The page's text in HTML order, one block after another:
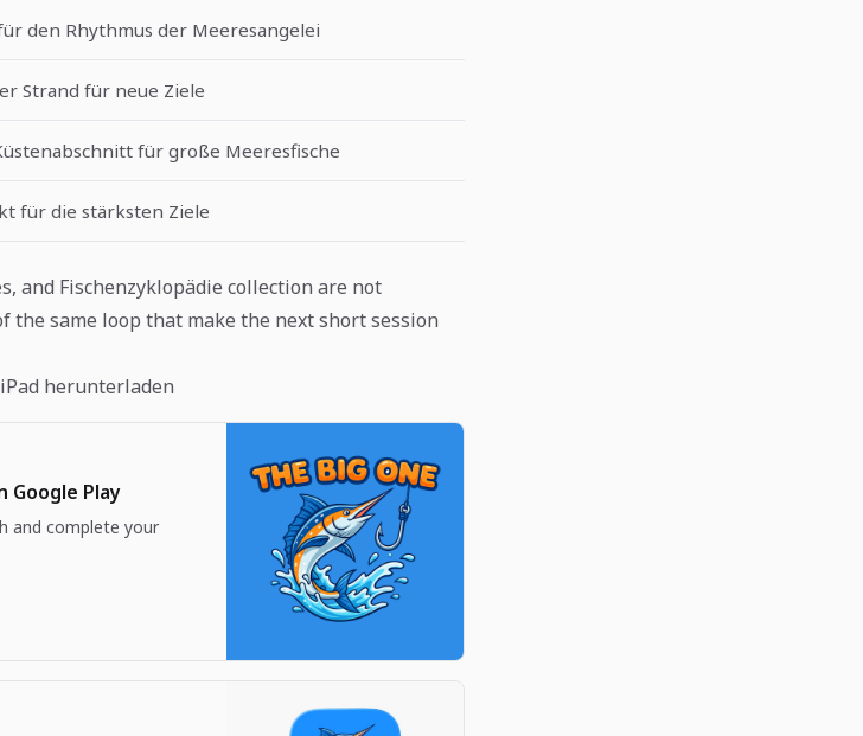
den Rhythmus der Meeresangelei
Strand für neue Ziele
für große Meeresfische
für die stärksten Ziele
and Fischenzyklopädie collection are not
the same loop that make the next short session
herunterladen
Google Play
and complete your